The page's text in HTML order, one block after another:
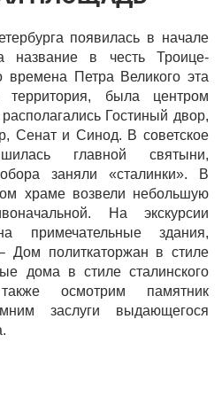
появилась в начале
название в честь Троице-
времена Петра Великого эта
была центром
Гостиный двор,
Сенат и Синод. В советское
главной святыни,
заняли «сталинки». В
храме возвели небольшую
На экскурсии
примечательные здания,
Дом политкаторжан в стиле
дома в стиле сталинского
осмотрим памятник
заслуги выдающегося